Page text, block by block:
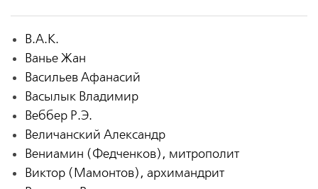
В.А.К.
Ванье Жан
Васильев Афанасий
Васылык Владимир
Веббер Р.Э.
Величанский Александр
Вениамин (Федченков), митрополит
Виктор (Мамонтов), архимандрит